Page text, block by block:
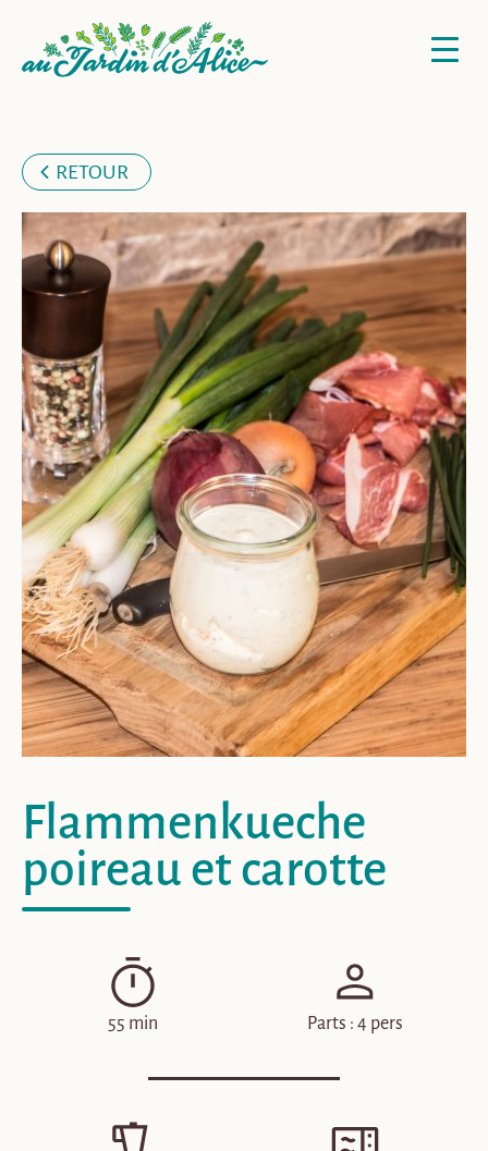
RETOUR
Flammenkueche
poireau et carotte
55 min Parts : 4 pers